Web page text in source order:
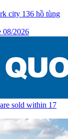
city 136 hồ tùng
08/2026
sold within 17